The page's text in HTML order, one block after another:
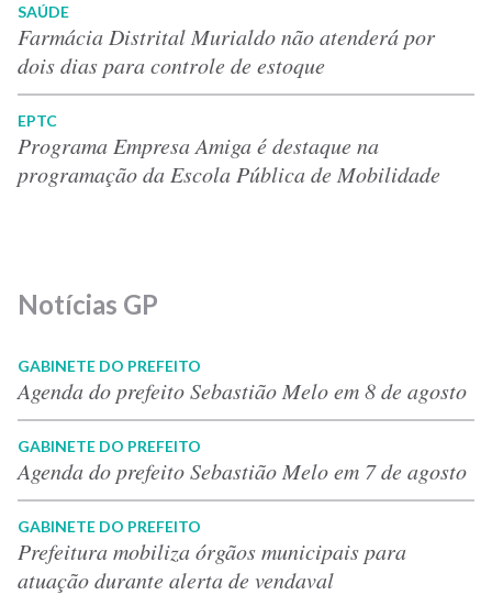
SAÚDE
Farmácia Distrital Murialdo não atenderá por
dois dias para controle de estoque
EPTC
Programa Empresa Amiga é destaque na
programação da Escola Pública de Mobilidade
Notícias GP
GABINETE DO PREFEITO
Agenda do prefeito Sebastião Melo em 8 de agosto
GABINETE DO PREFEITO
Agenda do prefeito Sebastião Melo em 7 de agosto
GABINETE DO PREFEITO
Prefeitura mobiliza órgãos municipais para
atuação durante alerta de vendaval